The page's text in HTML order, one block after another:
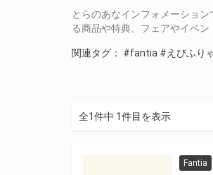
とらのあなインフォメーショ
る商品や特典、フェアやイベ
関連タグ： #fantia #えびふり
全1件中 1件目を表示
Fantia